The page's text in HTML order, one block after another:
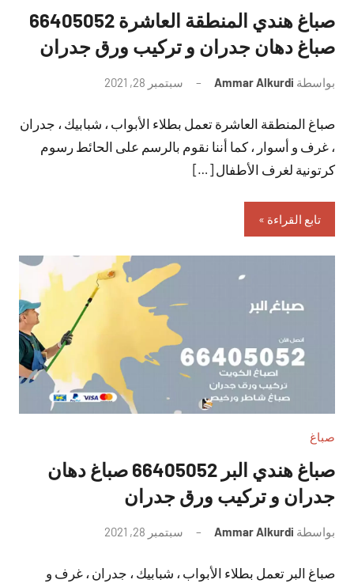
صباغ هندي المنطقة العاشرة 66405052
صباغ دهان جدران و تركيب ورق جدران
بواسطة Ammar Alkurdi سبتمبر 28, 2021
تعليقات
صباغ المنطقة العاشرة تعمل بطلاء الأبواب ، شبابيك ، جدران
، غرف و أسوار ، كما أننا نقوم بالرسم على الحائط رسوم
كرتونية لغرف الأطفال […]
تابع القراءة
صباغ
صباغ هندي البر 66405052 صباغ دهان
جدران و تركيب ورق جدران
بواسطة Ammar Alkurdi سبتمبر 28, 2021
تعليقات
صباغ البر تعمل بطلاء الأبواب ، شبابيك ، جدران ، غرف و